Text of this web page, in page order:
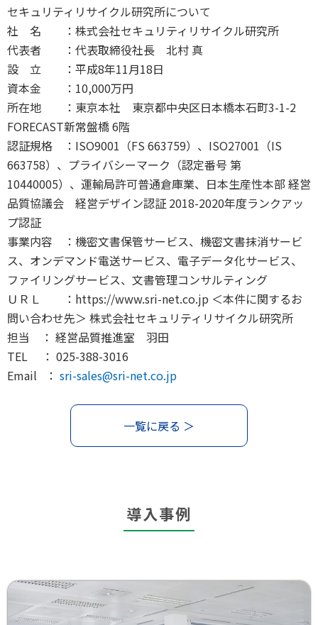
セキュリティリサイクル研究所について
社 名 ：株式会社セキュリティリサイクル研究所
代表者 ：代表取締役社長 北村 真
設 立 ：平成8年11月18日
資本金 ：10,000万円
所在地 ：東京本社 東京都中央区日本橋本石町3-1-2
FORECAST新常盤橋 6階
認証規格 ：ISO9001（FS 663759）、ISO27001（IS
663758）、プライバシーマーク（認定番号 第
10440005）、運輸局許可普通倉庫業、日本生産性本部 経営
品質協議会 経営デザイン認証 2018-2020年度ランクアッ
プ認証
事業内容 ：機密文書保管サービス、機密文書抹消サービ
ス、オンデマンド電送サービス、電子データ化サービス、
ファイリングサービス、文書管理コンサルティング
ＵＲＬ ：https://www.sri-net.co.jp ＜本件に関するお
問い合わせ先＞ 株式会社セキュリティリサイクル研究所
担当 ： 経営品質推進室 羽田
TEL ： 025-388-3016
Email ： sri-sales@sri-net.co.jp
一覧に戻る ＞
導入事例